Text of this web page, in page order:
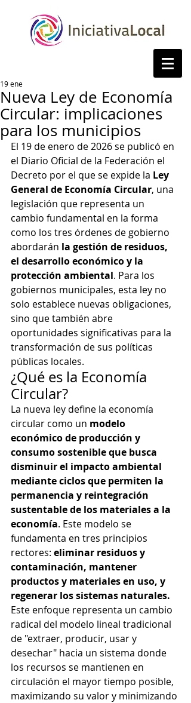
Nueva Ley de Economía
Circular: implicaciones
para los municipios
19 ene
El 19 de enero de 2026 se publicó en
el Diario Oficial de la Federación el
Decreto por el que se expide la Ley
General de Economía Circular, una
legislación que representa un
cambio fundamental en la forma
como los tres órdenes de gobierno
abordarán la gestión de residuos,
el desarrollo económico y la
protección ambiental. Para los
gobiernos municipales, esta ley no
solo establece nuevas obligaciones,
sino que también abre
oportunidades significativas para la
transformación de sus políticas
públicas locales.
¿Qué es la Economía
Circular?
La nueva ley define la economía
circular como un modelo
económico de producción y
consumo sostenible que busca
disminuir el impacto ambiental
mediante ciclos que permiten la
permanencia y reintegración
sustentable de los materiales a la
economía. Este modelo se
fundamenta en tres principios
rectores: eliminar residuos y
contaminación, mantener
productos y materiales en uso, y
regenerar los sistemas naturales.
Este enfoque representa un cambio
radical del modelo lineal tradicional
de "extraer, producir, usar y
desechar" hacia un sistema donde
los recursos se mantienen en
circulación el mayor tiempo posible,
maximizando su valor y minimizando